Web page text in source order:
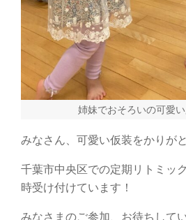
姉妹でおそろいの可愛い
みなさん、可愛い仮装をかりが
千葉市中央区での定期リトミッ
時受け付けています！
みなさまのご参加、お待ちしてい